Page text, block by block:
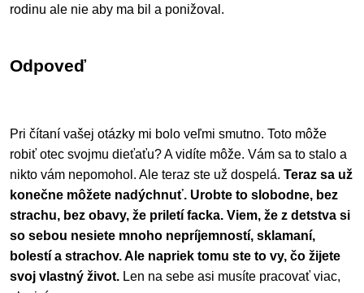
rodinu ale nie aby ma bil a ponižoval.
Odpoveď
Pri čítaní vašej otázky mi bolo veľmi smutno. Toto môže
robiť otec svojmu dieťaťu? A vidíte môže. Vám sa to stalo a
nikto vám nepomohol. Ale teraz ste už dospelá. Teraz sa už
konečne môžete nadýchnuť. Urobte to slobodne, bez
strachu, bez obavy, že priletí facka. Viem, že z detstva si
so sebou nesiete mnoho nepríjemností, sklamaní,
bolestí a strachov. Ale napriek tomu ste to vy, čo žijete
svoj vlastný život. Len na sebe asi musíte pracovať viac,